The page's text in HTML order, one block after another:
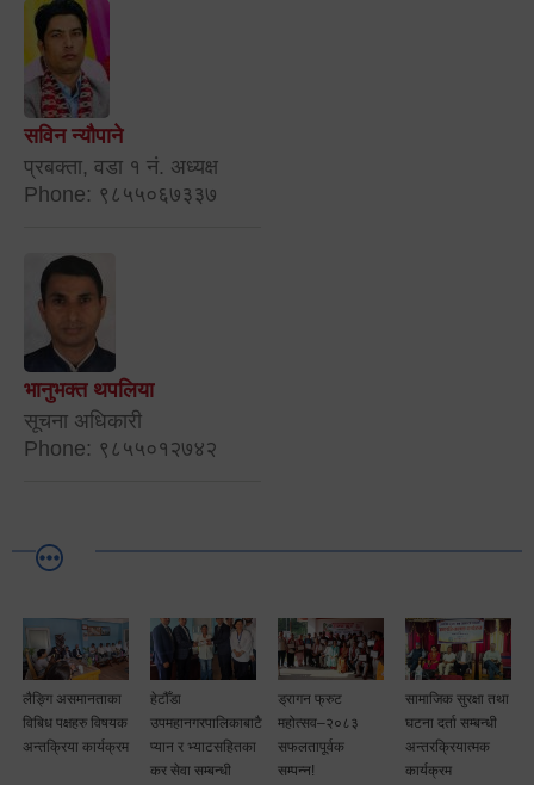
सविन न्यौपाने
प्रबक्ता, वडा १ नं. अध्यक्ष
Phone: ९८५५०६७३३७
भानुभक्त थपलिया
सूचना अधिकारी
Phone: ९८५५०१२७४२
लैङ्गि असमानताका
विबिध पक्षहरु विषयक
अन्तक्रिया कार्यक्रम
हेटौँडा
उपमहानगरपालिकाबाटै
प्यान र भ्याटसहितका
कर सेवा सम्बन्धी
ड्रागन फ्रुट
महोत्सव–२०८३
सफलतापूर्वक
सम्पन्न!
सामाजिक सुरक्षा तथा
घटना दर्ता सम्बन्धी
अन्तरक्रियात्मक
कार्यक्रम